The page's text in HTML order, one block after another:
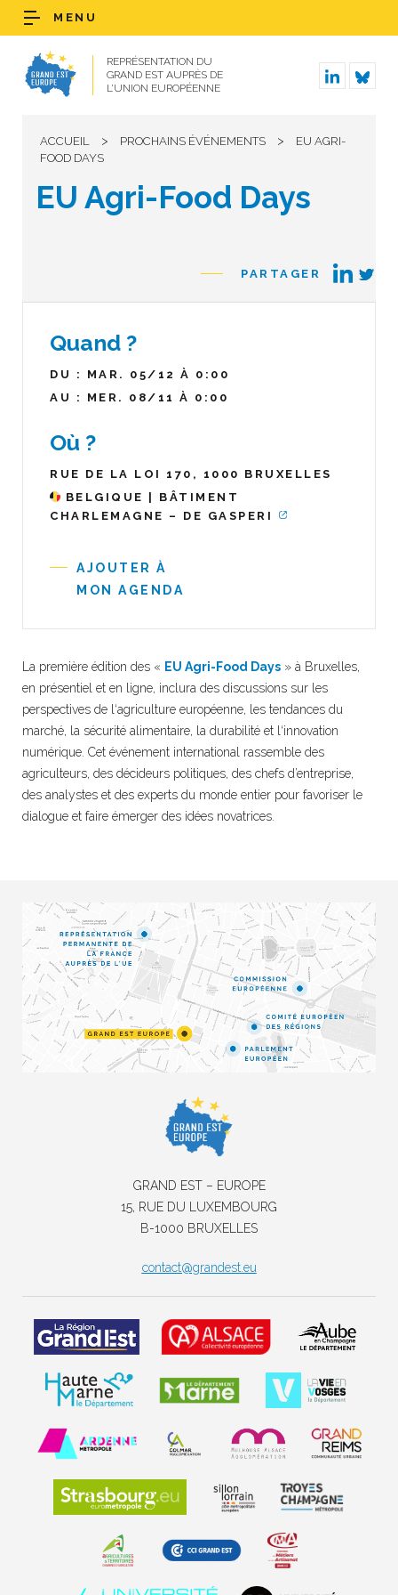
REPRÉSENTATION DU
GRAND EST AUPRÈS DE
L’UNION EUROPÉENNE
MENU
ACCUEIL > PROCHAINS ÉVÉNEMENTS >
EU AGRI-
FOOD DAYS
EU Agri-Food Days
PARTAGER
Quand ?
DU : MAR. 05/12 À 0:00
AU : MER. 08/11 À 0:00
Où ?
RUE DE LA LOI 170, 1000 BRUXELLES
BELGIQUE | BÂTIMENT
CHARLEMAGNE – DE GASPERI
AJOUTER À
MON AGENDA
La première édition des « EU Agri-Food Days » à Bruxelles,
en présentiel et en ligne, inclura des discussions sur les
perspectives de ‘agriculture européenne, les tendances du
marché, la sécurité alimentaire, la durabilité et ‘innovation
numérique Cet événement international rassemble des
agriculteurs, des décideurs politiques, des chefs d’entreprise,
des analystes et des experts du monde entier pour favoriser le
dialogue et faire émerger des idées novatrices.
GRAND EST – EUROPE
15, RUE DU LUXEMBOURG
B-1000 BRUXELLES
contact@grandest.eu